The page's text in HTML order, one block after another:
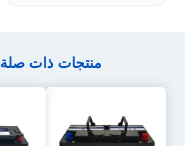
منتجات ذات صلة